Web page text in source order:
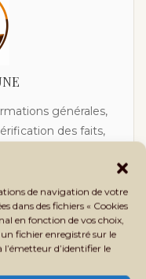
de navigation de votre
dans des fichiers « Cookies
en fonction de vos choix,
fichier enregistré sur le
d’identifier le
générales,
des faits,
Sahel Tribune afin
à nos lecteurs et